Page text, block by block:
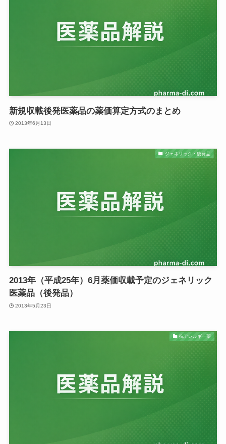
新規収載後発医薬品の薬価算定方式のまとめ
2013年6月13日
ジェネリック・後発品
2013年（平成25年）6月薬価収載予定のジェネリック
医薬品（後発品）
2013年5月23日
抗アレルギー薬